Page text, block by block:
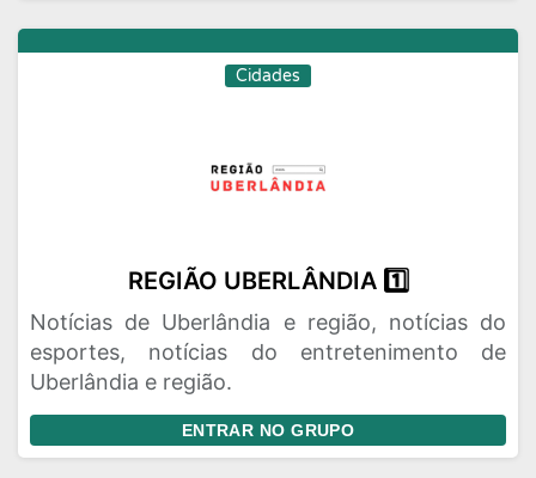
Cidades
REGIÃO UBERLÂNDIA 1️⃣
Notícias de Uberlândia e região, notícias do
esportes, notícias do entretenimento de
Uberlândia e região.
ENTRAR NO GRUPO